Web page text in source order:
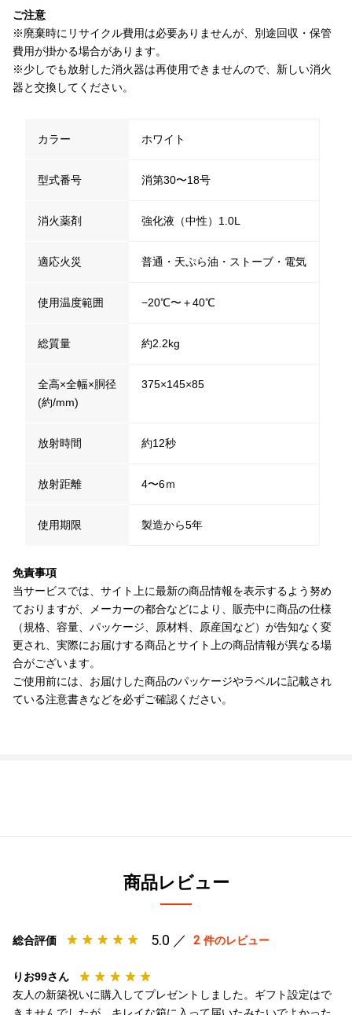
ご注意
※廃棄時にリサイクル費用は必要ありませんが、別途回収・保管
費用が掛かる場合があります。
※少しでも放射した消火器は再使用できませんので、新しい消火
器と交換してください。
カラー ホワイト
型式番号 消第30〜18号
消火薬剤 強化液（中性）1.0L
適応火災 普通・天ぷら油・ストーブ・電気
使用温度範囲 −20℃〜＋40℃
総質量 約2.2kg
全高×全幅×胴径
(約/mm)
375×145×85
放射時間 約12秒
放射距離 4〜6ｍ
使用期限 製造から5年
免責事項
当サービスでは、サイト上に最新の商品情報を表示するよう努め
ておりますが、メーカーの都合などにより、販売中に商品の仕様
（規格、容量、パッケージ、原材料、原産国など）が告知なく変
更され、実際にお届けする商品とサイト上の商品情報が異なる場
合がございます。
ご使用前には、お届けした商品のパッケージやラベルに記載され
ている注意書きなどを必ずご確認ください。
商品レビュー
総合評価 5.0 ／ 2 件のレビュー
りお99さん
友人の新築祝いに購入してプレゼントしました。ギフト設定はで